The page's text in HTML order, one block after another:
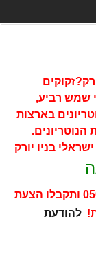
שמש רביע,
בארצות
בניו יורק
ותקבלו הצעת
להודעת